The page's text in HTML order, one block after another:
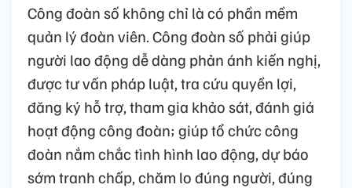
Công đoàn số không chỉ là có phần mềm
quản lý đoàn viên. Công đoàn số phải giúp
người lao động dễ dàng phản ánh kiến nghị,
được tư vấn pháp luật, tra cứu quyền lợi,
đăng ký hỗ trợ, tham gia khảo sát, đánh giá
hoạt động công đoàn; giúp tổ chức công
đoàn nắm chắc tình hình lao động, dự báo
sớm tranh chấp, chăm lo đúng người, đúng